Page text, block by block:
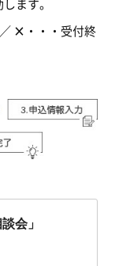
ます。
× ・・・受付終
会」